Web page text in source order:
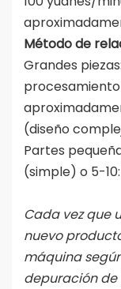
Método de
Grandes
(diseño
Partes
(simple) o 5-
Cada vez que
nuevo
máquina
depuración de